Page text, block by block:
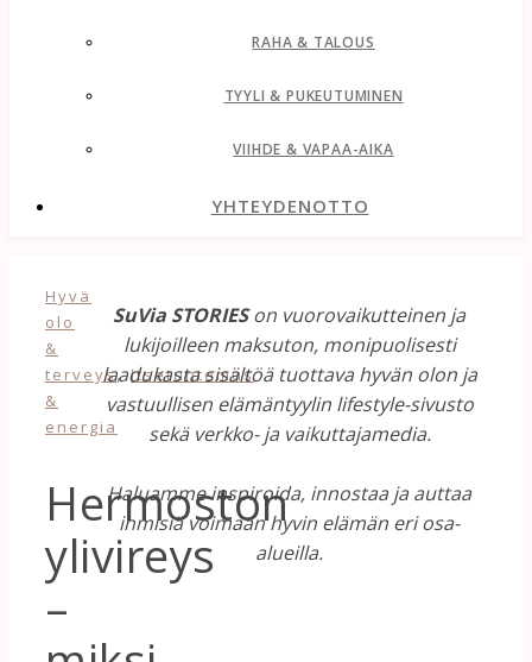
RAHA & TALOUS
TYYLI & PUKEUTUMINEN
VIIHDE & VAPAA-AIKA
YHTEYDENOTTO
Hyvä
olo
&
terveys,Itsetuntemus
&
energia
Hermoston
ylivireys
–
SuVia STORIESon vuorovaikutteinen ja
lukijoilleen maksuton, monipuolisesti
laadukasta sisältöä tuottava hyvän olon ja
vastuullisen elämäntyylin lifestyle-sivusto
sekä verkko- ja vaikuttajamedia.
Haluamme inspiroida, innostaa ja auttaa
ihmisiä voimaan hyvin elämän eri osa-
alueilla.